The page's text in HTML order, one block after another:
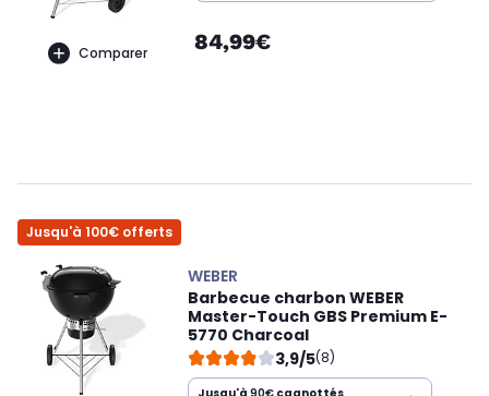
Comparer 84,99€
Jusqu'à 100€ offerts
WEBER
Barbecue charbon WEBER
Master-Touch GBS Premium E-
5770 Charcoal
3,9/5(8)